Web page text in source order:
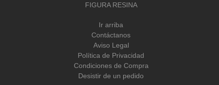
FIGURA RESINA
Ir arriba
Contáctanos
Aviso Legal
Política de Privacidad
Condiciones de Compra
Desistir de un pedido